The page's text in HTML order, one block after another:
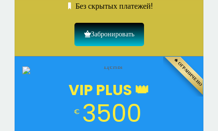
Без скрытых платежей!
Забронировать
VIP PLUS 👑
€ 3500
🔥 ОГРАНИЧЕНО